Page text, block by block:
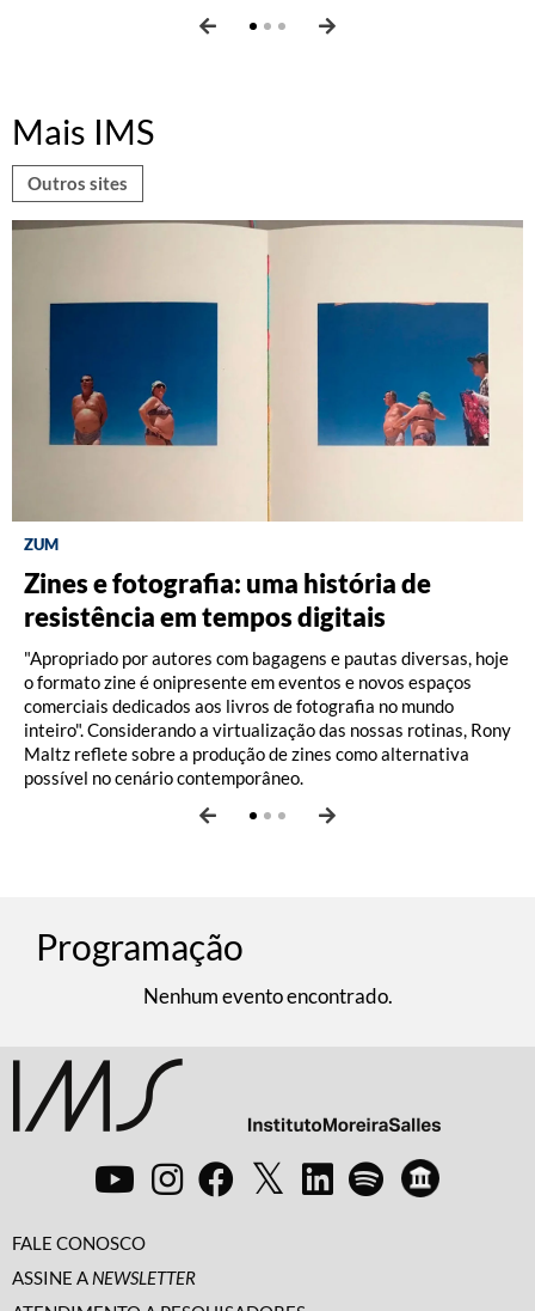
Mais IMS
Outros sites
ZUM
Zines e fotografia: uma história de
resistência em tempos digitais
"Apropriado por autores com bagagens e pautas diversas, hoje
o formato zine é onipresente em eventos e novos espaços
comerciais dedicados aos livros de fotografia no mundo
inteiro". Considerando a virtualização das nossas rotinas, Rony
Maltz reflete sobre a produção de zines como alternativa
possível no cenário contemporâneo.
DISCOGRAFIA BRASILEIRA
Do Pajeú a Hollywood: 100 anos de
Moacir Santos, por Pedro Paulo Malta
RÁDIO BATUTA
Ney ao vivo, muito vivo, com Luiz
Fernando Vianna
Programação
Nenhum evento encontrado.
FALE CONOSCO
ASSINE A NEWSLETTER